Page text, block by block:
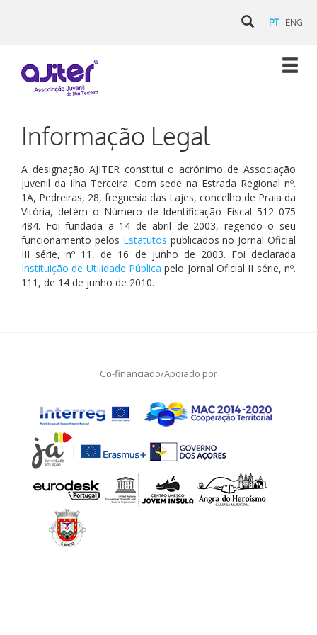
PT ENG
Informação Legal
A designação AJITER constitui o acrónimo de Associação
Juvenil da Ilha Terceira. Com sede na Estrada Regional nº.
1A, Pedreiras, 28, freguesia das Lajes, concelho de Praia da
Vitória, detém o Número de Identificação Fiscal 512 075
484. Foi fundada a 14 de abril de 2003, regendo o seu
funcionamento pelos Estatutos publicados no Jornal Oficial
III série, nº 11, de 16 de junho de 2003. Foi declarada
Instituição de Utilidade Pública pelo Jornal Oficial II série, nº.
111, de 14 de junho de 2010.
Co-financiado/Apoiado por